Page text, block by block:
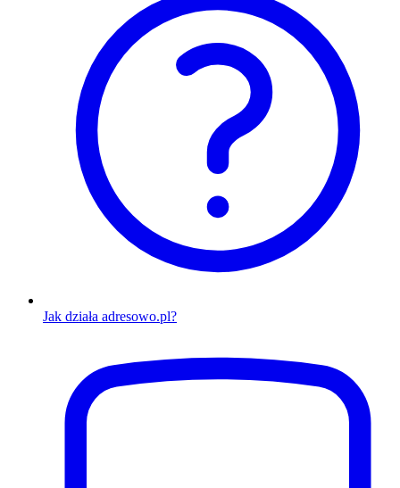
Jak działa adresowo.pl?